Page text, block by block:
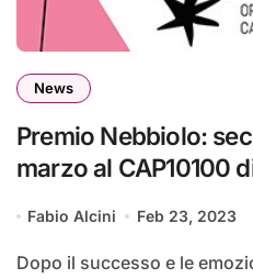
News
Premio Nebbiolo:
marzo al CAP10100
Fabio Alcini Feb 23, 2023
Dopo il successo e le emozioni regalate dalla prima